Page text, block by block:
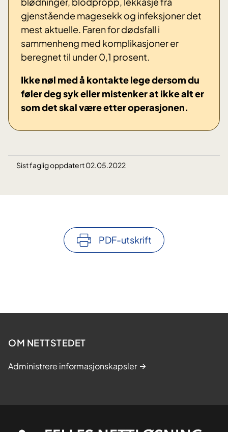
gjenstående magesekk og infeksjoner det
mest aktuelle. Faren for dødsfall i
sammenheng med komplikasjoner er
beregnet til under 0,1 prosent.
Ikke nøl med å kontakte lege dersom du
føler deg syk eller mistenker at ikke alt er
som det skal være etter operasjonen.
Sist faglig oppdatert 02.05.2022
PDF-utskrift
OM NETTSTEDET
Administrere informasjonskapsler